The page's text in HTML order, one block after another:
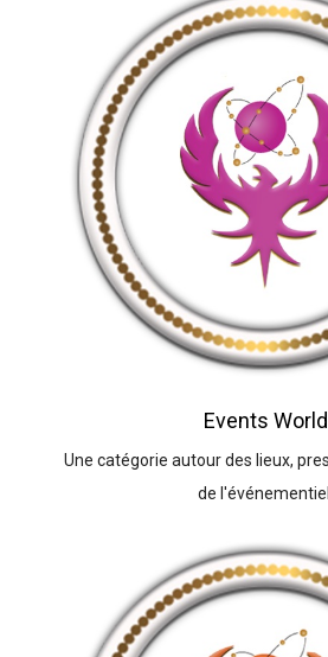
Events World
Une catégorie autour des lieux,
de l'événementiel.